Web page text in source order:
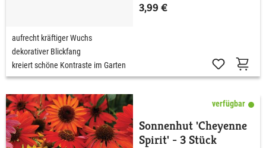
3,99 €
aufrecht kräftiger Wuchs
dekorativer Blickfang
kreiert schöne Kontraste im Garten
verfügbar
Sonnenhut 'Cheyenne
Spirit' - 3 Stück